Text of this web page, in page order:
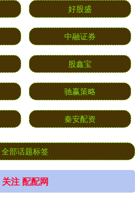
好股盛
中融证券
股鑫宝
驰赢策略
秦安配资
全部话题标签
关注 配配网